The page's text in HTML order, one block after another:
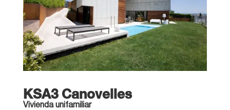
KSA3 Canovelles
Vivienda unifamiliar